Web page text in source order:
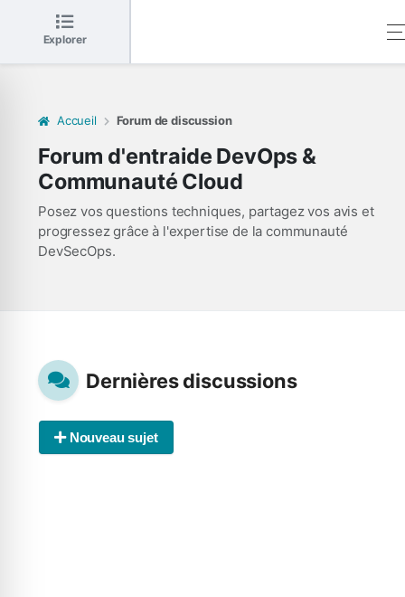
Explorer
Accueil Forum de discussion
Forum d'entraide DevOps &
Communauté Cloud
Posez vos questions techniques, partagez vos avis et
progressez grâce à l'expertise de la communauté
DevSecOps.
Dernières discussions
Nouveau sujet